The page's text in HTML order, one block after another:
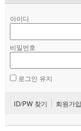
아이디
비밀번호
로그인 유지
ID/PW 찾기 회원가입
- 바로보기
- 찾아보기
- 전국 노동상담소 안내
자료
부설기관